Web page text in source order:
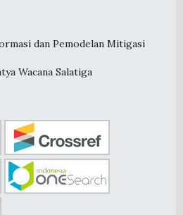
dan Pemodelan Mitigasi
Wacana Salatiga